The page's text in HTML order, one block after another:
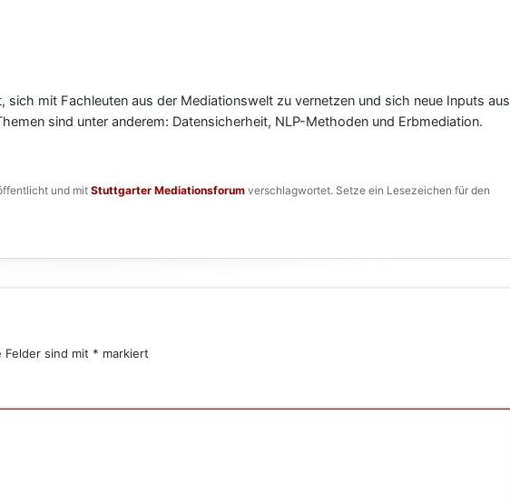
mit Fachleuten aus der Mediationswelt zu vernetzen und sich neue Inputs aus
sind unter anderem: Datensicherheit, NLP-Methoden und Erbmediation.
und mit Stuttgarter Mediationsforum verschlagwortet. Setze ein Lesezeichen für den
Felder sind mit * markiert